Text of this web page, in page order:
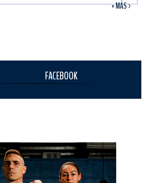
+ MÁS >
FACEBOOK